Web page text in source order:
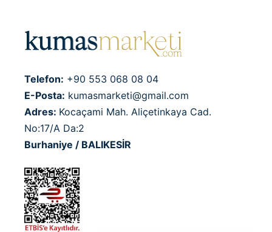
Telefon: +90 553 068 08 04
E-Posta: kumasmarketi@gmail.com
Adres: Kocaçami Mah. Aliçetinkaya Cad.
No:17/A Da:2
Burhaniye / BALIKESİR